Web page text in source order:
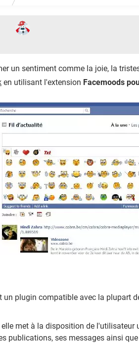
un sentiment comme la joie, la
en utilisant l'extension Facemoods
un plugin compatible avec la plupart
met à la disposition de
publications, ses messages ainsi